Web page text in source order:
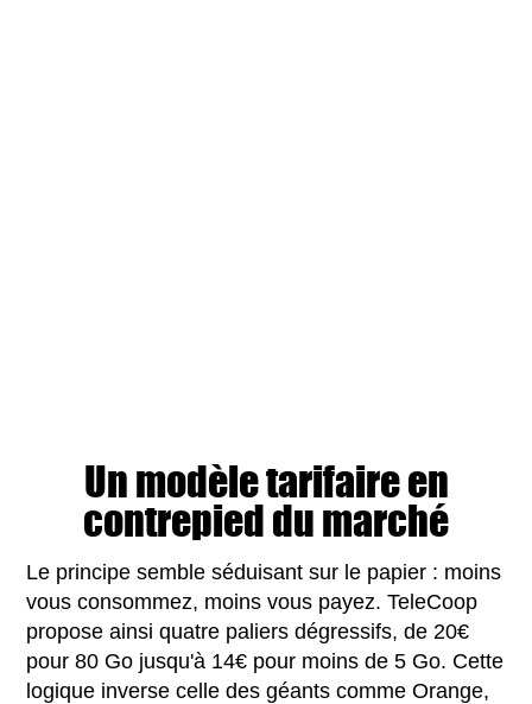
Un modèle tarifaire en
contrepied du marché
Le principe semble séduisant sur le papier : moins
vous consommez, moins vous payez. TeleCoop
propose ainsi quatre paliers dégressifs, de 20€
pour 80 Go jusqu'à 14€ pour moins de 5 Go. Cette
logique inverse celle des géants comme Orange,